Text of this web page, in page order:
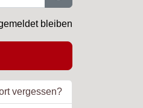
Passwort anzeigen
bleiben
vergessen?